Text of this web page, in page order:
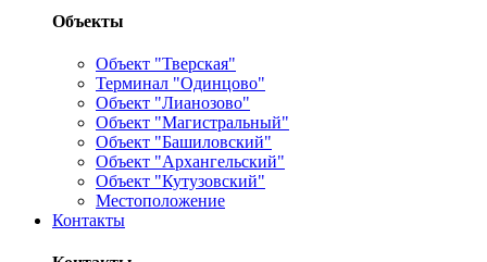
Объекты
Объект "Тверская"
Терминал "Одинцово"
Объект "Лианозово"
Объект "Магистральный"
Объект "Башиловский"
Объект "Архангельский"
Объект "Кутузовский"
Местоположение
Контакты